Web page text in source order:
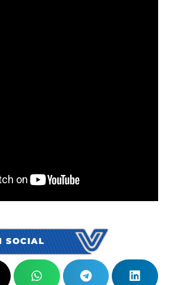
SOCIAL